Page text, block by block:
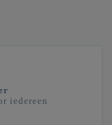
iedereen